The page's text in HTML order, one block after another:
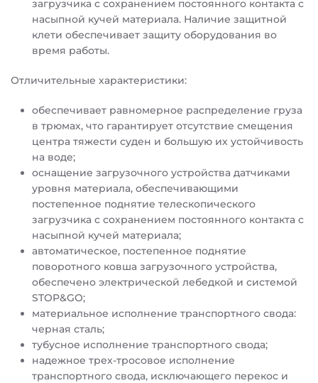
загрузчика с сохранением постоянного контакта с
насыпной кучей материала. Наличие защитной
клети обеспечивает защиту оборудования во
время работы.
Отличительные характеристики:
обеспечивает равномерное распределение груза
в трюмах, что гарантирует отсутствие смещения
центра тяжести суден и большую их устойчивость
на воде;
оснащение загрузочного устройства датчиками
уровня материала, обеспечивающими
постепенное поднятие телескопического
загрузчика с сохранением постоянного контакта с
насыпной кучей материала;
автоматическое, постепенное поднятие
поворотного ковша загрузочного устройства,
обеспечено электрической лебедкой и системой
STOP&GO;
материальное исполнение транспортного свода:
черная сталь;
тубусное исполнение транспортного свода;
надежное трех-тросовое исполнение
транспортного свода, исключающего перекос и